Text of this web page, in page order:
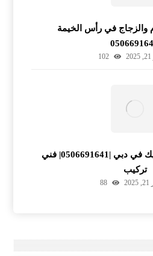
والزجاج في رأس الخيمة
102
شركة تركيب سيراميك في دبي |0506691641| فني
تركيب
88